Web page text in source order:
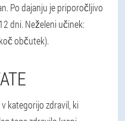
Po dajanju je priporočljivo
dni. Neželeni učinek:
občutek).
kategorijo zdravil, ki